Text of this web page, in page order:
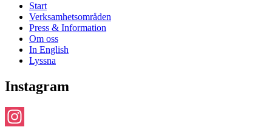
Start
Verksamhetsområden
Press & Information
Om oss
In English
Lyssna
Instagram